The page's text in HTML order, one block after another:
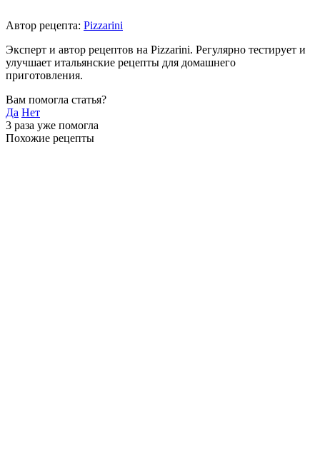
Автор рецепта: Pizzarini
Эксперт и автор рецептов на Pizzarini. Регулярно тестирует и
улучшает итальянские рецепты для домашнего
приготовления.
Вам помогла статья?
Да Нет
3 раза уже помогла
Похожие рецепты